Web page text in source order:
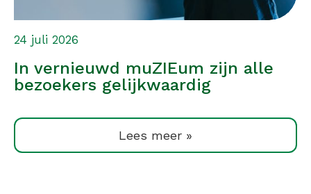
In vernieuwd muZIEum zijn alle
bezoekers gelijkwaardig
24 juli 2026
Lees meer »